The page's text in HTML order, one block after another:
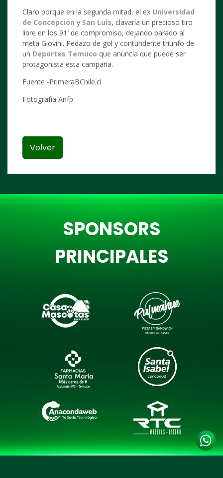
Claro porque en la segunda mitad, el ex Universidad
de Concepción y San Luis, clavaría un precioso tiro
libre en los 91′ de compromiso, dejando parado al
meta Giovini. Pedazo de gol y contundente triunfo de
un Deportes Temuco que anuncia que puede ser
protagonista esta campaña.
Fuente -PrimeraBChile.cl
Fotografía Anfp
Volver
SPONSORS
PRINCIPALES